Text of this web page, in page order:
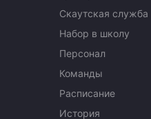
Скаутская служба
Набор в школу
Персонал
Команды
Расписание
История